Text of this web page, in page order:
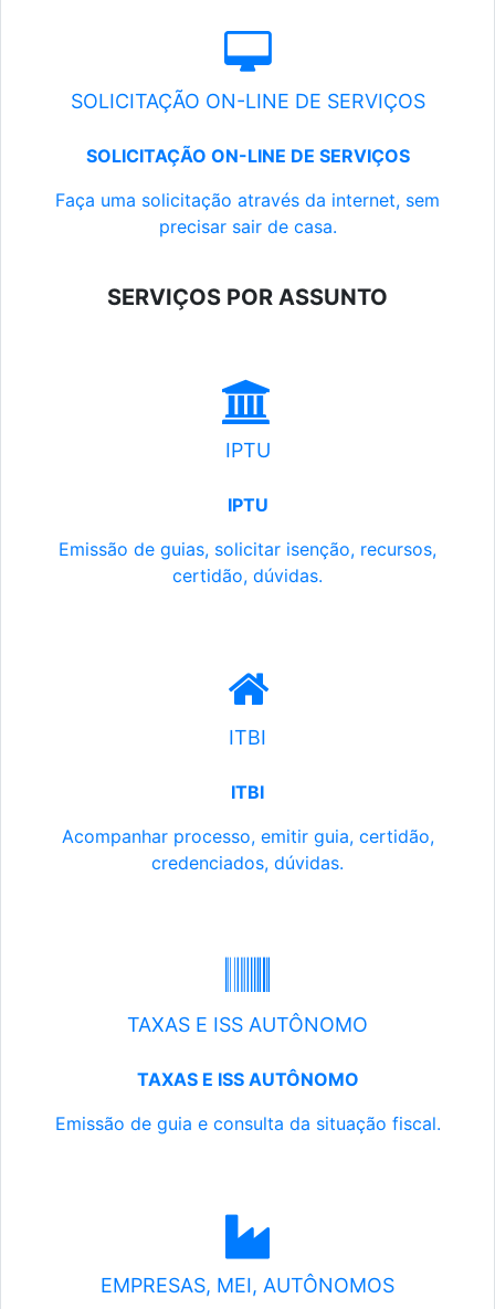
SOLICITAÇÃO ON-LINE DE SERVIÇOS
SOLICITAÇÃO ON-LINE DE SERVIÇOS
Faça uma solicitação através da internet, sem
precisar sair de casa.
SERVIÇOS POR ASSUNTO
IPTU
IPTU
Emissão de guias, solicitar isenção, recursos,
certidão, dúvidas.
ITBI
ITBI
Acompanhar processo, emitir guia, certidão,
credenciados, dúvidas.
TAXAS E ISS AUTÔNOMO
TAXAS E ISS AUTÔNOMO
Emissão de guia e consulta da situação fiscal.
EMPRESAS, MEI, AUTÔNOMOS